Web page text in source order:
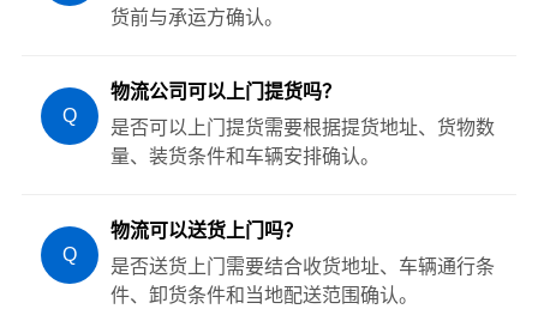
货前与承运方确认。
Q
物流公司可以上门提货吗？
是否可以上门提货需要根据提货地址、货物数
量、装货条件和车辆安排确认。
Q
物流可以送货上门吗？
是否送货上门需要结合收货地址、车辆通行条
件、卸货条件和当地配送范围确认。